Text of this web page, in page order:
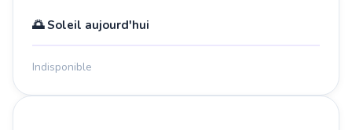
🌅 Soleil aujourd'hui
Indisponible